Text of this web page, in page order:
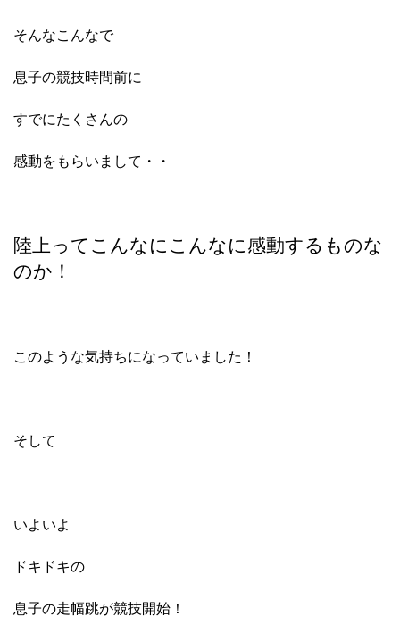
そんなこんなで
息子の競技時間前に
すでにたくさんの
感動をもらいまして・・
陸上ってこんなにこんなに感動するものな
のか！
このような気持ちになっていました！
そして
いよいよ
ドキドキの
息子の走幅跳が競技開始！